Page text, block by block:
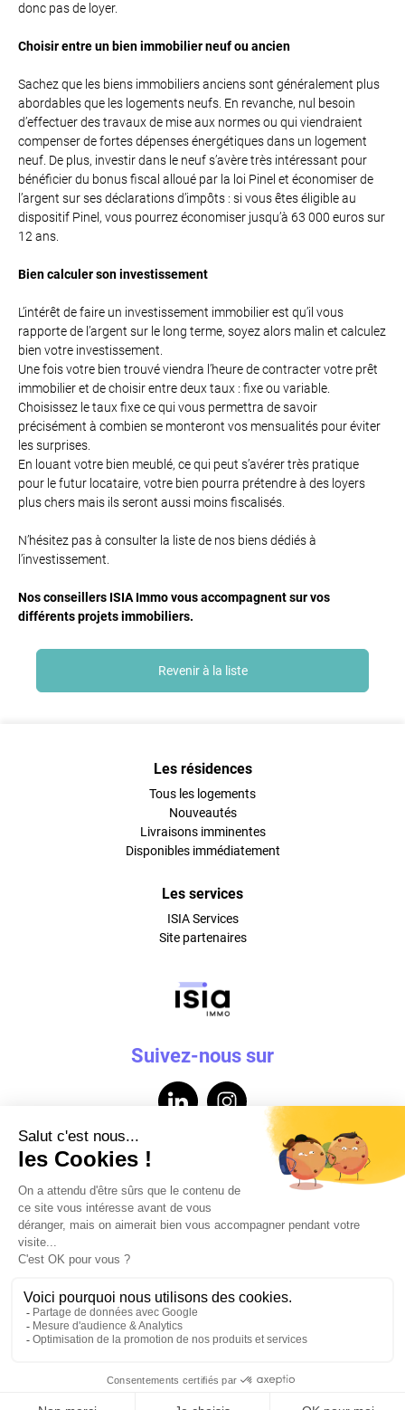
donc pas de loyer.
Choisir entre un bien immobilier neuf ou ancien
Sachez que les biens immobiliers anciens sont généralement plus
abordables que les logements neufs. En revanche, nul besoin
d’effectuer des travaux de mise aux normes ou qui viendraient
compenser de fortes dépenses énergétiques dans un logement
neuf. De plus, investir dans le neuf s’avère très intéressant pour
bénéficier du bonus fiscal alloué par la loi Pinel et économiser de
l’argent sur ses déclarations d’impôts : si vous êtes éligible au
dispositif Pinel, vous pourrez économiser jusqu’à 63 000 euros sur
12 ans.
Bien calculer son investissement
L’intérêt de faire un investissement immobilier est qu’il vous
rapporte de l’argent sur le long terme, soyez alors malin et calculez
bien votre investissement.
Une fois votre bien trouvé viendra l’heure de contracter votre prêt
immobilier et de choisir entre deux taux : fixe ou variable.
Choisissez le taux fixe ce qui vous permettra de savoir
précisément à combien se monteront vos mensualités pour éviter
les surprises.
En louant votre bien meublé, ce qui peut s’avérer très pratique
pour le futur locataire, votre bien pourra prétendre à des loyers
plus chers mais ils seront aussi moins fiscalisés.
N’hésitez pas à consulter la liste de nos biens dédiés à
l’investissement.
Nos conseillers ISIA Immo vous accompagnent sur vos
différents projets immobiliers.
Revenir à la liste
Les résidences
Tous les logements
Nouveautés
Livraisons imminentes
Disponibles immédiatement
Les services
ISIA Services
Site partenaires
Suivez-nous sur
Powered by Elixir